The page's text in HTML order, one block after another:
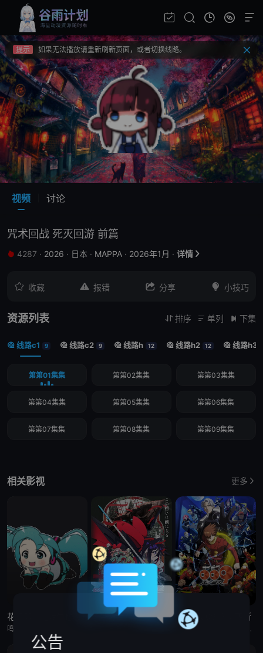
提示
视频载入速度跟网速有关，请耐心等待几秒钟。
提示
提示
如果无法播放请重新刷新页面，或者切换线路。
提示
视频载入速度跟网速有关，请耐心等待几秒钟。
提示
不要轻易相信视频中的广告，谨防上当受骗!
视频 讨论
咒术回战 死灭回游 前篇
 4287 · 2026 · 日本 · MAPPA · 2026年1月 · 详情 
 收藏  报错  分享  小技巧
资源列表  排序  单列  下集
 线路c1 9  线路c2 9  线路h 12  线路h2 12  线路h3
第第01集集 第第02集集 第第03集集
第第04集集 第第05集集 第第06集集
第第07集集 第第08集集 第第09集集
相关影视 更多
花织即使是转生也想打架 缎带骑士 人造人009 涅墨西斯
自人造人战士诞生以来，他们在半个多世纪中，一直守护着人们免受种种威胁和平的敌人的侵袭。 然而，战斗仍在继续—— 而如今，一支由9名人造人组成的集团“涅墨西斯”出现了，他们坚信——仅凭009他们，
公告